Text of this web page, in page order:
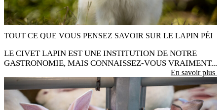
TOUT CE QUE VOUS PENSEZ SAVOIR SUR LE LAPIN PÉI
LE CIVET LAPIN EST UNE INSTITUTION DE NOTRE
GASTRONOMIE, MAIS CONNAISSEZ-VOUS VRAIMENT...
En savoir plus